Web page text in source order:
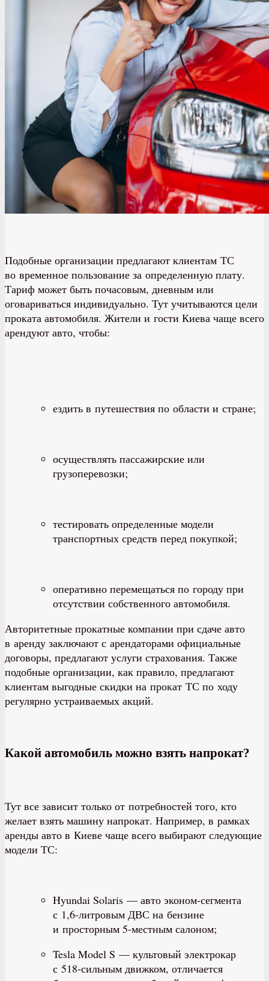
Подобные организации предлагают клиентам ТС
во временное пользование за определенную плату.
Тариф может быть почасовым, дневным или
оговариваться индивидуально. Тут учитываются цели
проката автомобиля. Жители и гости Киева чаще всего
арендуют авто, чтобы:
ездить в путешествия по области и стране;
осуществлять пассажирские или
грузоперевозки;
тестировать определенные модели
транспортных средств перед покупкой;
оперативно перемещаться по городу при
отсутствии собственного автомобиля.
Авторитетные прокатные компании при сдаче авто
в аренду заключают с арендаторами официальные
договоры, предлагают услуги страхования. Также
подобные организации, как правило, предлагают
клиентам выгодные скидки на прокат ТС по ходу
регулярно устраиваемых акций.
Какой автомобиль можно взять напрокат?
Тут все зависит только от потребностей того, кто
желает взять машину напрокат. Например, в рамках
аренды авто в Киеве чаще всего выбирают следующие
модели ТС:
Hyundai Solaris — авто эконом-сегмента
с 1,6-литровым ДВС на бензине
и просторным 5-местным салоном;
Tesla Model S — культовый электрокар
с 518-сильным движком, отличается